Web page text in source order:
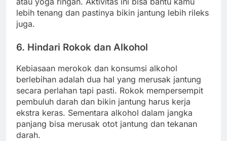
lebih tenang dan pastinya bikin jantung lebih rileks
juga.
6. Hindari Rokok dan Alkohol
Kebiasaan merokok dan konsumsi alkohol
berlebihan adalah dua hal yang merusak jantung
secara perlahan tapi pasti. Rokok mempersempit
pembuluh darah dan bikin jantung harus kerja
ekstra keras. Sementara alkohol dalam jangka
panjang bisa merusak otot jantung dan tekanan
darah.